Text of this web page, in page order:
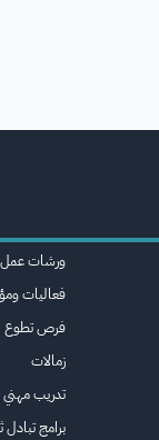
ورشات عمل
فعاليات
فرص تطوع
زمالات
تدريب مهني
برامج تبادل